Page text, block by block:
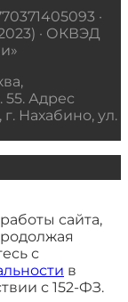
·
· ОКВЭД
55. Адрес
Нахабино, ул.
сайта,
с
в
с 152-ФЗ.